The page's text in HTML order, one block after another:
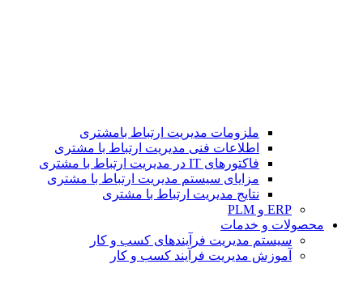
ملزومات مدیریت ارتباط بامشتری
اطلاعات فنی مدیریت ارتباط با مشتری
فاکتورهای IT در مدیریت ارتباط با مشتری
مزایای سیستم مدیریت ارتباط با مشتری
نتایج مدیریت ارتباط با مشتری
ERP و PLM
محصولات و خدمات
سیستم مدیریت فرآیندهای کسب و کار
آموزش مدیریت فرآیند کسب و کار